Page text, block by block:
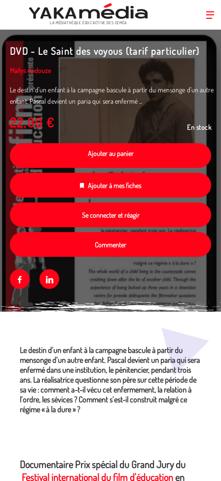
Aller
au
principal
LA MÉDIATHÈQUE ÉDUC’ACTIVE DES CEMÉA
DVD - Le Saint des voyous (tarif particulier)
Maïlys Audouze
Le destin d’un enfant à la campagne bascule à partir du mensonge d’un autre
enfant. Pascal devient un paria qui sera enfermé ...
22,00 € En stock
Ajouter au panier
Ajouter à mes fiches
Se connecter et réagir
Commenter
FacebookLinkedin
Le destin d’un enfant à la campagne bascule à partir du
mensonge d’un autre enfant. Pascal devient un paria qui sera
enfermé dans une institution, le pénitencier, pendant trois
ans. La réalisatrice questionne son père sur cette période de
sa vie : comment a-t-il vécu cet enfermement, la relation à
l’ordre, les sévices ? Comment s’est-il construit malgré ce
régime « à la dure » ?
Documentaire Prix spécial du Grand Jury du
Festival international du film d'éducationen